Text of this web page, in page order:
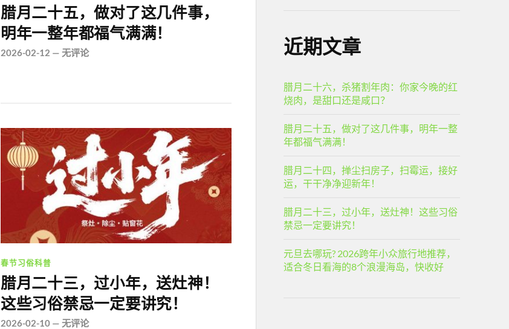
腊月二十五，做对了这几件事，
明年一整年都福气满满！
2026-02-12 — 无评论
春节习俗科普
腊月二十三，过小年，送灶神！
这些习俗禁忌一定要讲究！
2026-02-10— 无评论
近期文章
腊月二十六，杀猪割年肉：你家今晚的红
烧肉，是甜口还是咸口？
腊月二十五，做对了这几件事，明年一整
年都福气满满！
腊月二十四，掸尘扫房子，扫霉运，接好
运，干干净净迎新年！
腊月二十三，过小年，送灶神！这些习俗
禁忌一定要讲究！
元旦去哪玩? 2026跨年小众旅行地推荐，
适合冬日看海的8个浪漫海岛，快收好